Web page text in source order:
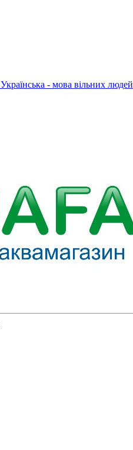
Українська - мова вільних людей